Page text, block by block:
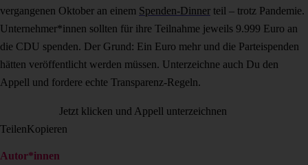
vergangenen Oktober an einem Spenden-Dinner teil – trotz Pandemie.
Unternehmer*innen sollten für ihre Teilnahme jeweils 9.999 Euro an
die CDU spenden. Der Grund: Ein Euro mehr und die Parteispenden
hätten veröffentlicht werden müssen. Unterzeichne auch Du den
Appell und fordere echte Transparenz-Regeln.
Jetzt klicken und Appell unterzeichnen
TeilenKopieren
Autor*innen